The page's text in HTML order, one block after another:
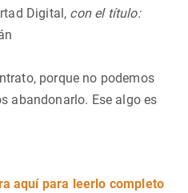
Digital, con el título:
porque no podemos
abandonarlo. Ese algo es
aquí para leerlo completo